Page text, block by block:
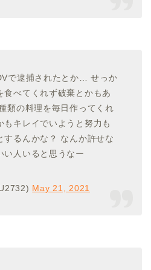
で逮捕されたとか… せっか
食べてくれず破棄とかもあ
類の料理を毎日作ってくれ
もキレイでいようと努力も
するんかな？ なんか許せな
い人いると思うなー
May 21, 2021